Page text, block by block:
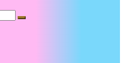
Suche